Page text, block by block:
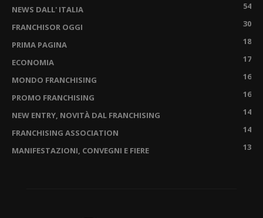
NEWS DALL' ITALIA
54
FRANCHISOR OGGI
30
PRIMA PAGINA
18
ECONOMIA
17
MONDO FRANCHISING
16
PROMO FRANCHISING
16
NEW ENTRY, NOVITÀ DAL FRANCHISING
14
FRANCHISING ASSOCIATION
14
MANIFESTAZIONI, CONVEGNI E FIERE
13